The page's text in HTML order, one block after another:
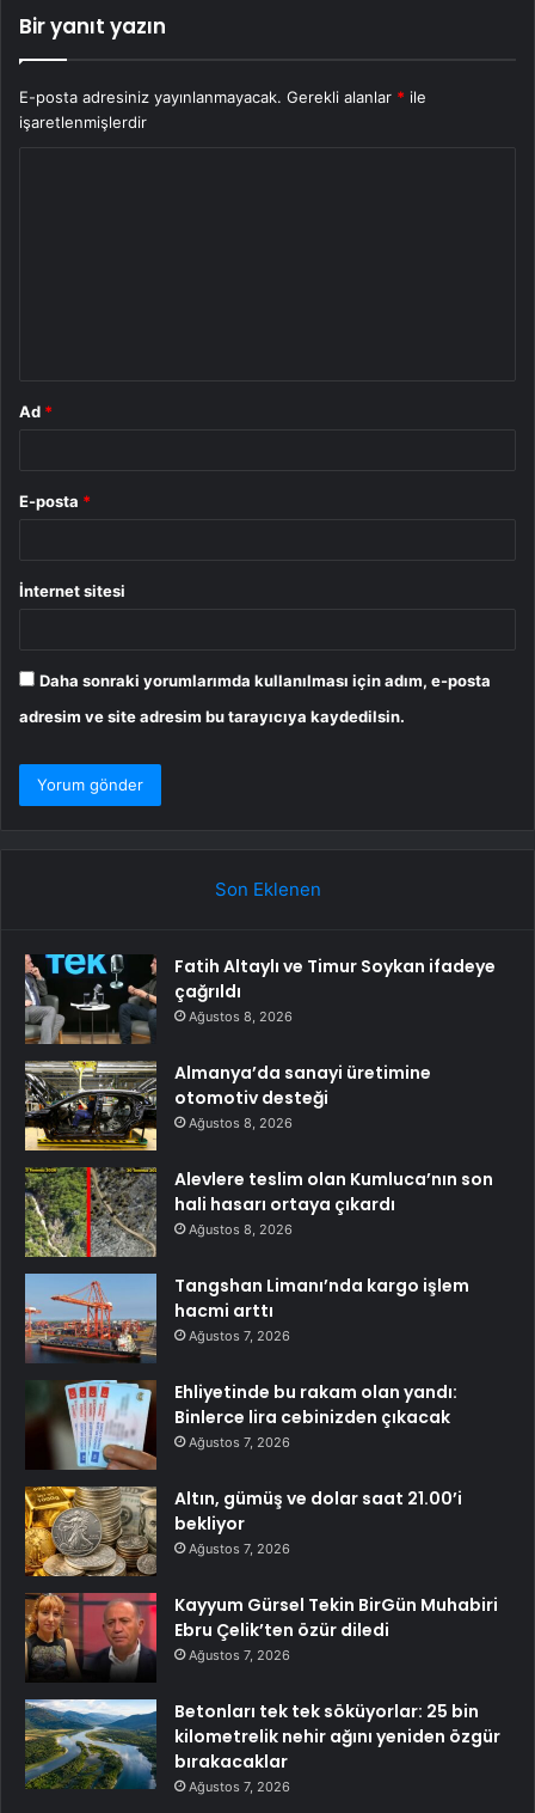
Bir yanıt yazın
E-posta adresiniz yayınlanmayacak. Gerekli alanlar * ile
işaretlenmişlerdir
Ad *
E-posta *
İnternet sitesi
Daha sonraki yorumlarımda kullanılması için adım, e-posta
adresim ve site adresim bu tarayıcıya kaydedilsin.
Son Eklenen
Fatih Altaylı ve Timur Soykan ifadeye
çağrıldı
Ağustos 8, 2026
Almanya’da sanayi üretimine
otomotiv desteği
Ağustos 8, 2026
Alevlere teslim olan Kumluca’nın son
hali hasarı ortaya çıkardı
Ağustos 8, 2026
Tangshan Limanı’nda kargo işlem
hacmi arttı
Ağustos 7, 2026
Ehliyetinde bu rakam olan yandı:
Binlerce lira cebinizden çıkacak
Ağustos 7, 2026
Altın, gümüş ve dolar saat 21.00’i
bekliyor
Ağustos 7, 2026
Kayyum Gürsel Tekin BirGün Muhabiri
Ebru Çelik’ten özür diledi
Ağustos 7, 2026
Betonları tek tek söküyorlar: 25 bin
kilometrelik nehir ağını yeniden özgür
bırakacaklar
Ağustos 7, 2026